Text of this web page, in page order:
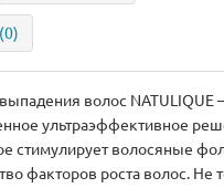
(0)
волос NATULIQUE
ультраэффективное
стимулирует волосяные
факторов роста волос. Не